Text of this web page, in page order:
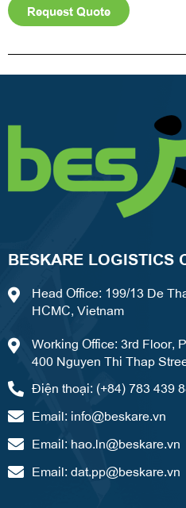
Request Quote
BESKARE LOGISTICS
Head Office: 199/13 De
HCMC, Vietnam
Working Office: 3rd Floor,
400 Nguyen Thi Thap
Điện thoại: (+84) 783 439
Email: info@beskare.vn
Email: hao.ln@beskare.vn
Email: dat.pp@beskare.vn